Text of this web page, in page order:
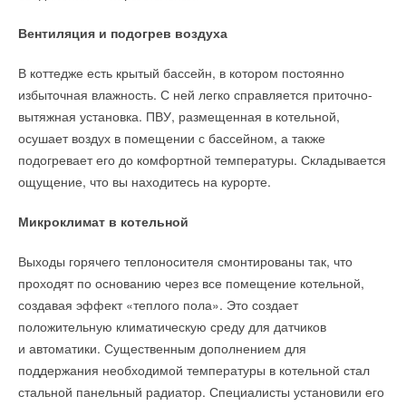
Вентиляция и подогрев воздуха
В коттедже есть крытый бассейн, в котором постоянно
избыточная влажность. С ней легко справляется приточно-
вытяжная установка. ПВУ, размещенная в котельной,
осушает воздух в помещении с бассейном, а также
подогревает его до комфортной температуры. Складывается
ощущение, что вы находитесь на курорте.
Микроклимат в котельной
Выходы горячего теплоносителя смонтированы так, что
проходят по основанию через все помещение котельной,
создавая эффект «теплого пола». Это создает
положительную климатическую среду для датчиков
и автоматики. Существенным дополнением для
поддержания необходимой температуры в котельной стал
стальной панельный радиатор. Специалисты установили его
тепловых насосов WPL-A
ВИЭ оказались эффективнее налогов и госрасходов в
снижении выбросов CO₂
НОВОСТИ СОК 13 ИЮЛЯ 2026
Гибридная энергосистема поможет Кубе сократить
выбросы на две трети
изменить будущее высотного строительства
→
НОВОСТИ СОК 3 ИЮЛЯ 2026
Уведомления отключены
Комментарии